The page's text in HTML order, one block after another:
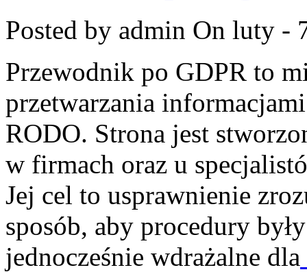
Posted by admin On luty -
Przewodnik po GDPR to
przetwarzania
RODO. Strona jest
w firmach oraz u
Jej cel to usprawnienie
sposób, aby procedury
jednocześnie wdrażalne dla